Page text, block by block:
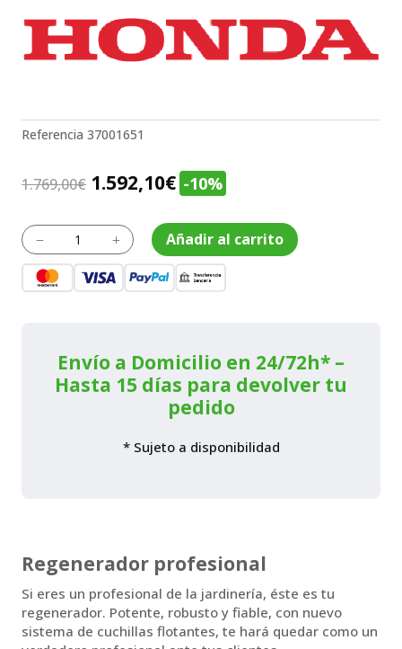
Referencia 37001651
1.769,00€ El
original
era:
1.769,00€.
1.592,10€El
actual
es:
1.592,10€.
-10%
K
Regenerador
RH
480
cantidad
L Añadir al carrito
Envío a Domicilio en 24/72h* –
Hasta 15 días para devolver tu
pedido
* Sujeto a disponibilidad
Regenerador profesional
Si eres un profesional de la jardinería, éste es tu
regenerador. Potente, robusto y fiable, con nuevo
sistema de cuchillas flotantes, te hará quedar como un